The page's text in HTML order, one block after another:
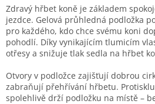
Zdravý hřbet koně je základem
jezdce. Gelová průhledná podložka
pro každého, kdo chce svému koni
pohodlí. Díky vynikajícím tlumicím
otřesy a snižuje tlak sedla na hřbet
Otvory v podložce zajišťují dobrou
zabraňují přehřívání hřbetu.
spolehlivě drží podložku na místě –